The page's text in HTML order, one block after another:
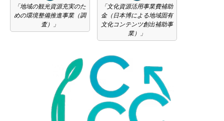
「地域の観光資源充実のた
めの環境整備推進事業（調
査）」
「文化資源活用事業費補助
金（日本博による地域固有
文化コンテンツ創出補助事
業）」